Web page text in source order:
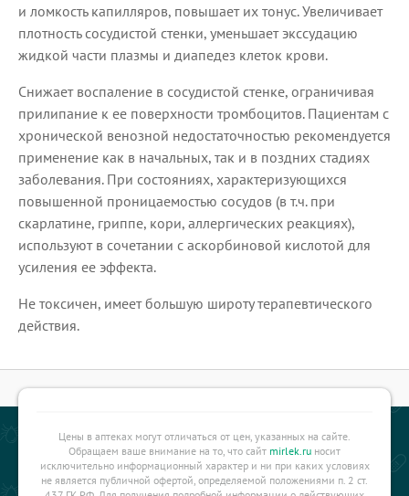
и ломкость капилляров, повышает их тонус. Увеличивает
плотность сосудистой стенки, уменьшает экссудацию
жидкой части плазмы и диапедез клеток крови.
Снижает воспаление в сосудистой стенке, ограничивая
прилипание к ее поверхности тромбоцитов. Пациентам с
хронической венозной недостаточностью рекомендуется
применение как в начальных, так и в поздних стадиях
заболевания. При состояниях, характеризующихся
повышенной проницаемостью сосудов (в т.ч. при
скарлатине, гриппе, кори, аллергических реакциях),
используют в сочетании с аскорбиновой кислотой для
усиления ее эффекта.
Не токсичен, имеет большую широту терапевтического
действия.
Цены в аптеках могут отличаться от цен, указанных на сайте.
Обращаем ваше внимание на то, что сайт mirlek.ru носит
исключительно информационный характер и ни при каких условиях
не является публичной офертой, определяемой положениями п. 2 ст.